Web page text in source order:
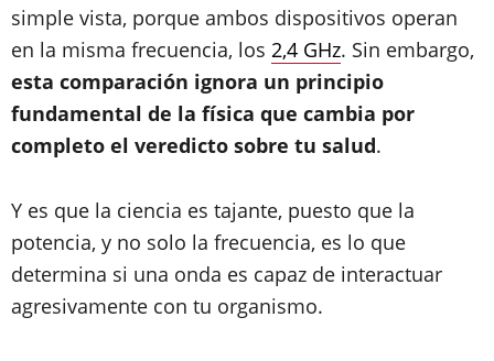
simple vista, porque ambos dispositivos operan
en la misma frecuencia, los 2,4 GHz. Sin embargo,
esta comparación ignora un principio
fundamental de la física que cambia por
completo el veredicto sobre tu salud.
Y es que la ciencia es tajante, puesto que la
potencia, y no solo la frecuencia, es lo que
determina si una onda es capaz de interactuar
agresivamente con tu organismo.